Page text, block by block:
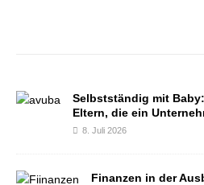
Selbstständig mit
Eltern, die ein
8. Juli 2026
Finanzen in der